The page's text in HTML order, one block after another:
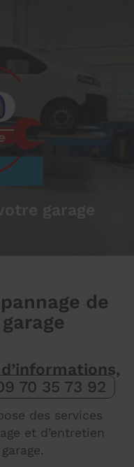
de
70 35 73 92
des services
et d’entretien